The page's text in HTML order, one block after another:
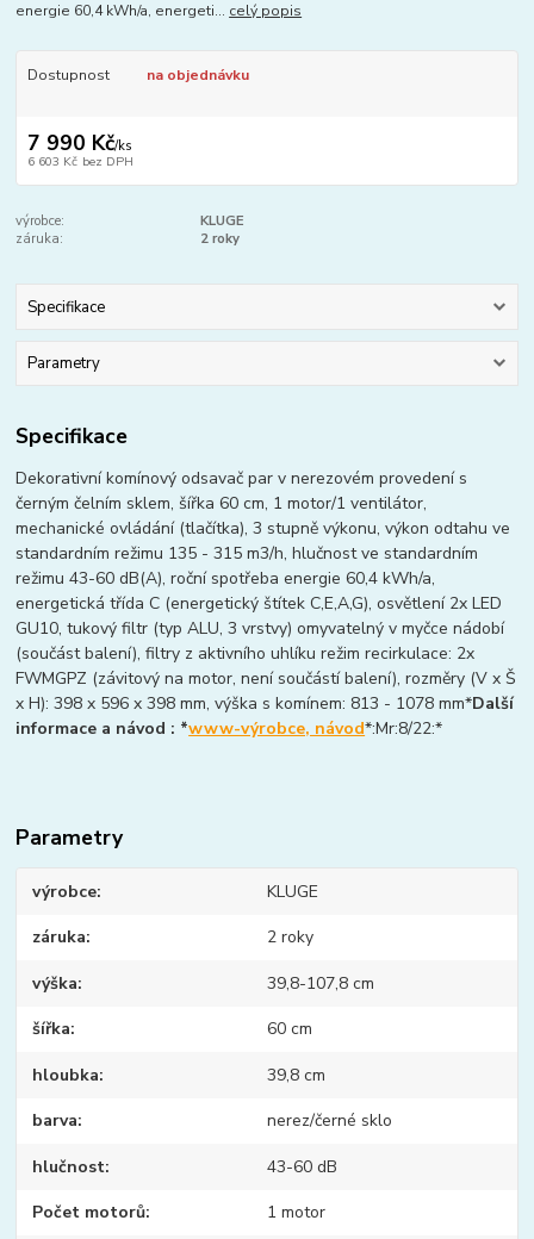
energie 60,4 kWh/a, energeti... celý popis
Dostupnost na objednávku
7 990 Kč/ks
6 603 Kč bez DPH
výrobce:
KLUGE
záruka:
2 roky
Specifikace
Parametry
Specifikace
Dekorativní komínový odsavač par v nerezovém provedení s
černým čelním sklem, šířka 60 cm, 1 motor/1 ventilátor,
mechanické ovládání (tlačítka), 3 stupně výkonu, výkon odtahu ve
standardním režimu 135 - 315 m3/h, hlučnost ve standardním
režimu 43-60 dB(A), roční spotřeba energie 60,4 kWh/a,
energetická třída C (energetický štítek C,E,A,G), osvětlení 2x LED
GU10, tukový filtr (typ ALU, 3 vrstvy) omyvatelný v myčce nádobí
(součást balení), filtry z aktivního uhlíku režim recirkulace: 2x
FWMGPZ (závitový na motor, není součástí balení), rozměry (V x Š
x H): 398 x 596 x 398 mm, výška s komínem: 813 - 1078 mm*Další
informace a návod : *www-výrobce, návod*:Mr:8/22:*
Parametry
výrobce KLUGE
záruka 2 roky
výška 39,8-107,8 cm
šířka 60 cm
hloubka 39,8 cm
barva nerez/černé sklo
hlučnost 43-60 dB
Počet motorů 1 motor